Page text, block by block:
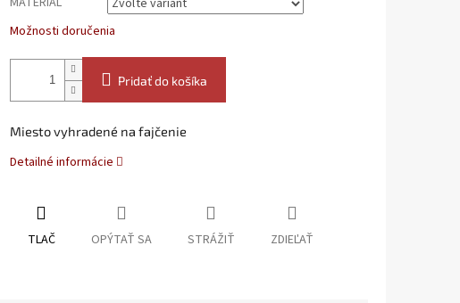
Možnosti doručenia
Pridať do košíka
Miesto vyhradené na fajčenie
Detailné informácie
TLAČ OPÝTAŤ SA STRÁŽIŤ ZDIEĽAŤ